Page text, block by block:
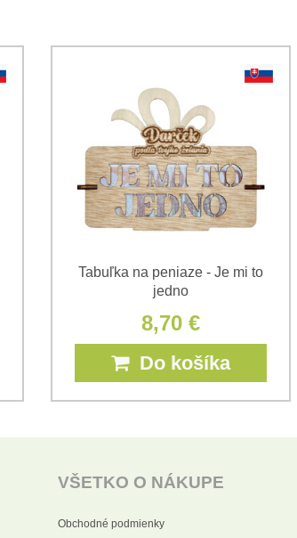
Oboznámil som sa s podmienkami
Tabuľka na peniaze - Je mi to
jedno
8,70 €
Do košíka
VŠETKO O NÁKUPE
Obchodné podmienky